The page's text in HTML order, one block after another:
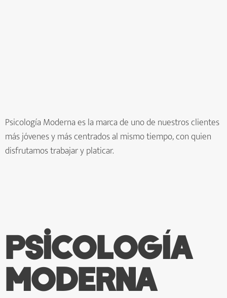
Psicología Moderna es la marca de uno de nuestros clientes
más jóvenes y más centrados al mismo tiempo, con quien
disfrutamos trabajar y platicar.
Psicología
Moderna